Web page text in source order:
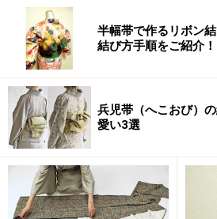
半幅帯で作るリボン
結び方手順をご紹介！
兵児帯（へこおび）
愛い3選